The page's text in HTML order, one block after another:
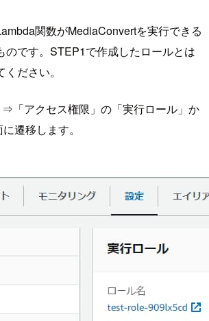
関数がMediaConvertを実行できる
のです。STEP1で作成したロールとは
ださい。
「アクセス権限」の「実行ロール」か
遷移します。